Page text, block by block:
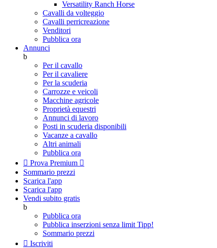
Versatility Ranch Horse
Cavalli da volteggio
Cavalli perricreazione
Venditori
Pubblica ora
Annunci
b
Per il cavallo
Per il cavaliere
Per la scuderia
Carrozze e veicoli
Macchine agricole
Proprietà equestri
Annunci di lavoro
Posti in scuderia disponibili
Vacanze a cavallo
Altri animali
Pubblica ora
 Prova Premium 
Sommario prezzi
Scarica l'app
Scarica l'app
Vendi subito gratis
b
Pubblica ora
Pubblica inserzioni senza limit Tipp!
Sommario prezzi
 Iscriviti